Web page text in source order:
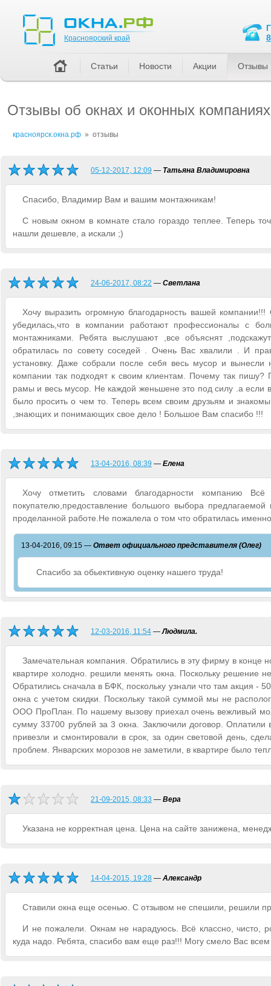
Отзывы об окнах и оконных
красноярск.окна.рф » отзывы
05-12-2017, 12:09 — Татьяна Владимировна
Спасибо, Владимир Вам и вашим монтажникам!
С новым окном в комнате стало гораздо теплее. Теперь
нашли дешевле, а искали ;)
24-06-2017, 08:22 — Светлана
Хочу выразить огромную благодарность вашей
убедилась,что в компании работают профессионалы с
монтажниками. Ребята выслушают ,все объяснят
обратилась по совету соседей . Очень Вас хвалили . И
установку. Даже собрали после себя весь мусор и
компании так подходят к своим клиентам. Почему так
рамы и весь мусор. Не каждой женьшене это под силу .а если
было просить о чем то. Теперь всем своим друзьям и
,знающих и понимающих свое дело ! Большое Вам спасибо !!!
13-04-2016, 08:39 — Елена
Хочу отметить словами благодарности компанию
покупателю,предоставление большого выбора
проделанной работе.Не пожалела о том что обратилась
13-04-2016, 09:15 — Ответ официального представителя (Олег)
Спасибо за обьективную оценку нашего труда!
12-03-2016, 11:54 —Людмила.
Замечательная компания. Обратились в эту фирму в конце
квартире холодно. решили менять окна. Поскольку
Обратились сначала в БФК, поскольку узнали что там акция -
окна с учетом скидки. Поскольку такой суммой мы не
ООО ПроПлан. По нашему вызову приехал очень вежливый
сумму 33700 рублей за 3 окна. Заключили договор.
привезли и смонтировали в срок, за один световой день,
проблем. Январских морозов не заметили, в квартире было
21-09-2015, 08:33 — Вера
Указана не корректная цена. Цена на сайте занижена,
14-04-2015, 19:28 — Александр
Ставили окна еще осенью. С отзывом не спешили, решили
И не пожалели. Окнам не нарадуюсь. Всё классно, чисто,
куда надо. Ребята, спасибо вам еще раз!!! Могу смело Вас
Красноярский край
Статьи Новости Акции Отзывы